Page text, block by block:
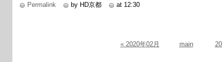
Permalink by HD京都 at 12:30
« 2020年02月 main